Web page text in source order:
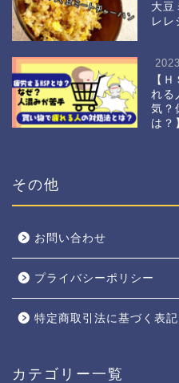
大豆
レ
【
れる
気？
は？
その他
お問い合わせ
プライバシーポリシー
特定商取引法に基づく表記
カテゴリー一覧